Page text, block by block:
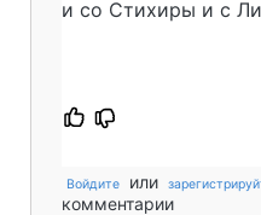
и со Стихиры и с
Войдите или
комментарии